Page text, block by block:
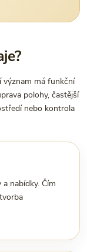
význam má funkční
polohy, častější
nebo kontrola
nabídky. Čím